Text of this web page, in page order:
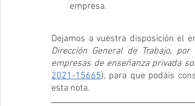
empresa.
Dejamos a vuestra disposición el
Dirección General de Trabajo,
empresas de enseñanza privada
2021-15665), para que podáis
esta nota.